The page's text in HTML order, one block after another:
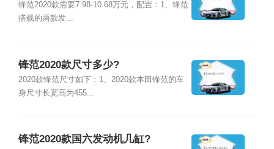
锋范2020款需要7.98-10.68万元，配置：1、锋范
搭载的两款发...
锋范2020款尺寸多少?
2020款锋范尺寸如下：1、2020款本田锋范的车
身尺寸长宽高为455...
锋范2020款国六发动机几缸?